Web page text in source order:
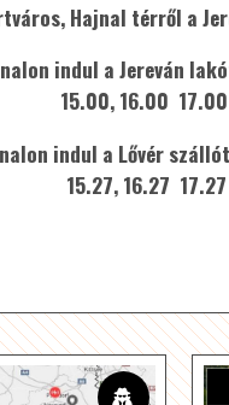
Hajnal térről a
indul a Jereván
15.00, 16.00
indul a Lővér
15.27, 16.27